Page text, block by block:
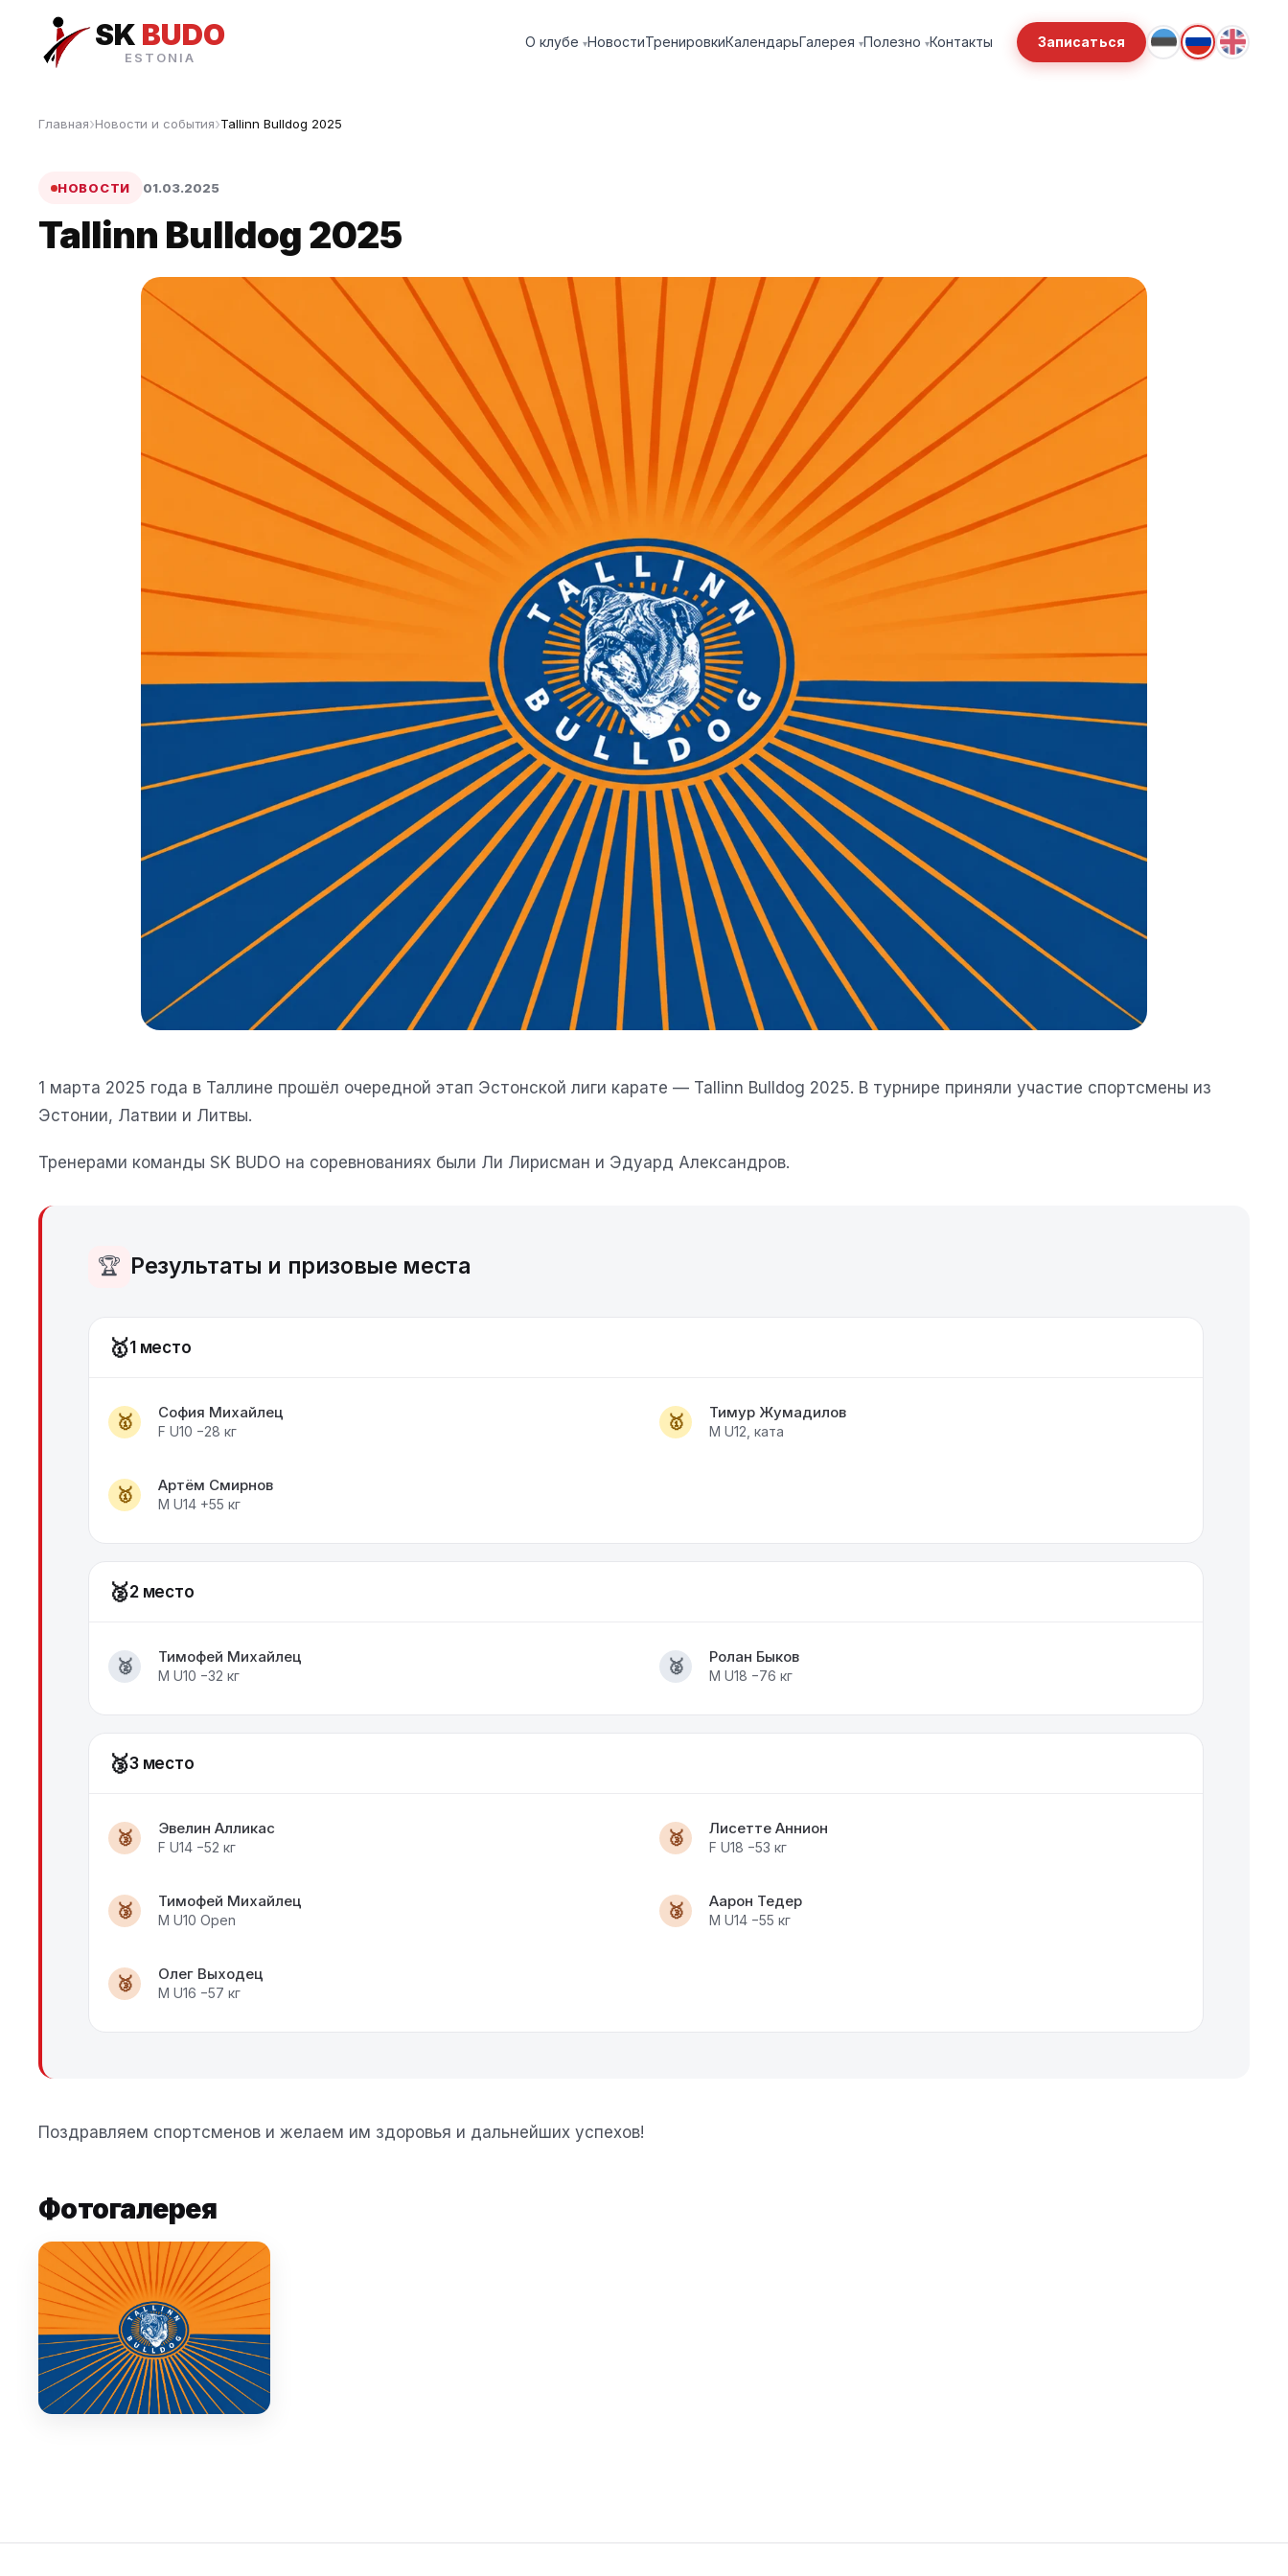
SK BUDO
ESTONIA
О клубе ▾НовостиТренировкиКалендарьГалерея ▾Полезно ▾Контакты Записаться
Главная Новости и события Tallinn Bulldog 2025
НОВОСТИ 01.03.2025
Tallinn Bulldog 2025
1 марта 2025 года в Таллине прошёл очередной этап Эстонской лиги карате — Tallinn Bulldog 2025. В турнире приняли участие спортсмены из
Эстонии, Латвии и Литвы.
Тренерами команды SK BUDO на соревнованиях были Ли Лирисман и Эдуард Александров.
🏆 Результаты и призовые места
🥇1 место
🥇 София Михайлец
F U10 −28 кг 🥇 Тимур Жумадилов
M U12, ката
🥇 Артём Смирнов
M U14 +55 кг
🥈2 место
🥈 Тимофей Михайлец
M U10 −32 кг 🥈 Ролан Быков
M U18 −76 кг
🥉3 место
🥉 Эвелин Алликас
F U14 −52 кг 🥉 Лисетте Аннион
F U18 −53 кг
🥉 Тимофей Михайлец
M U10 Open 🥉 Аарон Тедер
M U14 −55 кг
🥉 Олег Выходец
M U16 −57 кг
Поздравляем спортсменов и желаем им здоровья и дальнейших успехов!
Фотогалерея